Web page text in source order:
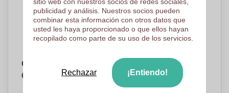
Camiseta de Manga Larga Evolución - Azlor
€9,10 Por pieza, base en 250 piezas
publicidad y análisis. Nuestros socios pueden
combinar esta información con otros datos que
usted les haya proporcionado o que ellos hayan
recopilado como parte de su uso de los servicios.
Rechazar ¡Entiendo!